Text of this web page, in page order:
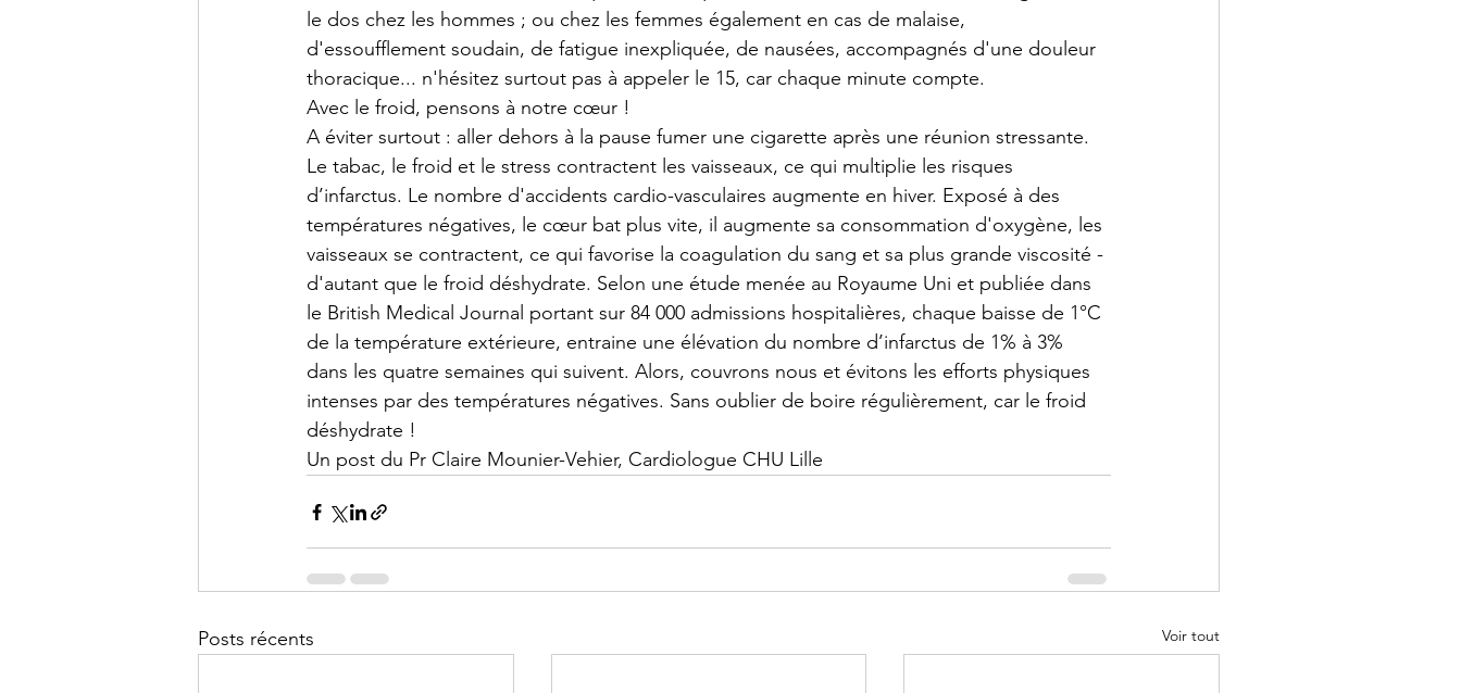
le dos chez les hommes ; ou chez les femmes également en cas de malaise,
d'essoufflement soudain, de fatigue inexpliquée, de nausées, accompagnés d'une douleur
thoracique... n'hésitez surtout pas à appeler le 15, car chaque minute compte.
Avec le froid, pensons à notre cœur !
A éviter surtout : aller dehors à la pause fumer une cigarette après une réunion stressante.
Le tabac, le froid et le stress contractent les vaisseaux, ce qui multiplie les risques
d’infarctus. Le nombre d'accidents cardio-vasculaires augmente en hiver. Exposé à des
températures négatives, le cœur bat plus vite, il augmente sa consommation d'oxygène, les
vaisseaux se contractent, ce qui favorise la coagulation du sang et sa plus grande viscosité -
d'autant que le froid déshydrate. Selon une étude menée au Royaume Uni et publiée dans
le British Medical Journal portant sur 84 000 admissions hospitalières, chaque baisse de 1°C
de la température extérieure, entraine une élévation du nombre d’infarctus de 1% à 3%
dans les quatre semaines qui suivent. Alors, couvrons nous et évitons les efforts physiques
intenses par des températures négatives. Sans oublier de boire régulièrement, car le froid
déshydrate !
Un post du Pr Claire Mounier-Vehier, Cardiologue CHU Lille
Posts récents Voir tout